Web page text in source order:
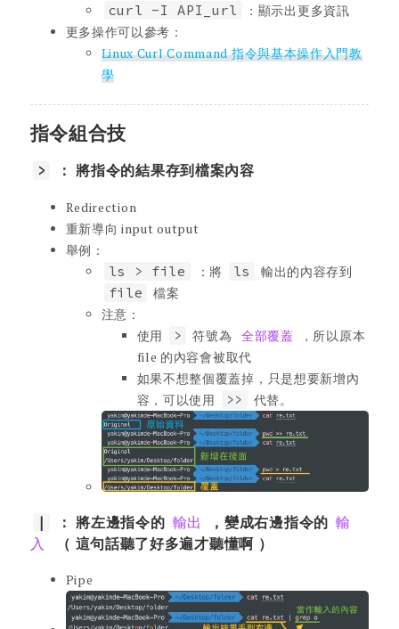
curl -I API_url
：顯示出更多資訊
更多操作可以參考：
Linux Curl Command 指令與基本操作入門教
學
指令組合技
> ： 將指令的結果存到檔案內容
Redirection
重新導向 input output
舉例：
ls > file
：將 ls
輸出的內容存到
file
檔案
注意：
使用
> 符號為 全部覆蓋
，所以原本
file 的內容會被取代
如果不想整個覆蓋掉，只是想要新增內
容，可以使用
>> 代替。
| ： 將左邊指令的 輸出 ，變成右邊指令的 輸
入
（ 這句話聽了好多遍才聽懂啊 ）
Pipe